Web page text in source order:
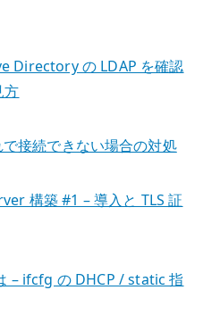
Directory の LDAP を確認
方
接続できない場合の対処
構築 #1 – 導入と TLS 証
– ifcfg の DHCP / static 指